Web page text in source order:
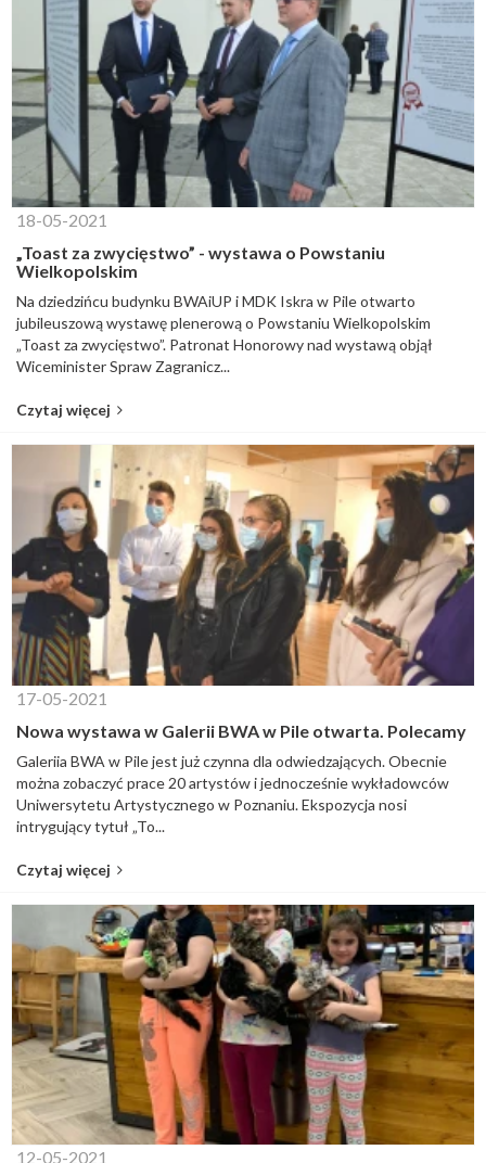
18-05-2021
„Toast za zwycięstwo” - wystawa o Powstaniu
Wielkopolskim
Na dziedzińcu budynku BWAiUP i MDK Iskra w Pile otwarto
jubileuszową wystawę plenerową o Powstaniu Wielkopolskim
„Toast za zwycięstwo”. Patronat Honorowy nad wystawą objął
Wiceminister Spraw Zagranicz...
Czytaj więcej
17-05-2021
Nowa wystawa w Galerii BWA w Pile otwarta. Polecamy
Galeriia BWA w Pile jest już czynna dla odwiedzających. Obecnie
można zobaczyć prace 20 artystów i jednocześnie wykładowców
Uniwersytetu Artystycznego w Poznaniu. Ekspozycja nosi
intrygujący tytuł „To...
Czytaj więcej
12-05-2021